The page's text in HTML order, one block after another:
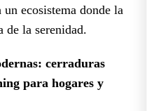
ecosistema donde la
de la serenidad.
cerraduras
para hogares y